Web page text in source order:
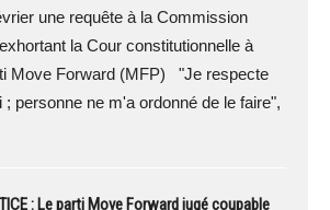
une requête à la Commission
la Cour constitutionnelle à
Move Forward (MFP) "Je respecte
personne ne m'a ordonné de le faire",
: Le parti Move Forward jugé coupable